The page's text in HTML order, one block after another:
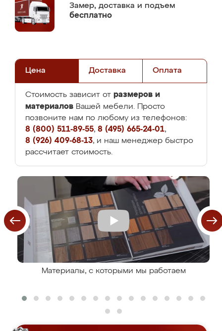
Замер, доставка и подъем
бесплатно
Цена Доставка Оплата
Стоимость зависит от размеров и
материалов Вашей мебели. Просто
позвоните нам по любому из телефонов:
8 (800) 511-89-55, 8 (495) 665-24-01,
8 (926) 409-68-13, и наш менеджер быстро
рассчитает стоимость.
Материалы, с которыми мы работаем